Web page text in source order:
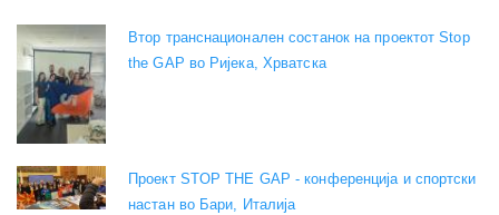
Втор транснационален состанок на проектот Stop
the GAP во Ријека, Хрватска
Проект STOP THE GAP - конференција и спортски
настан во Бари, Италија